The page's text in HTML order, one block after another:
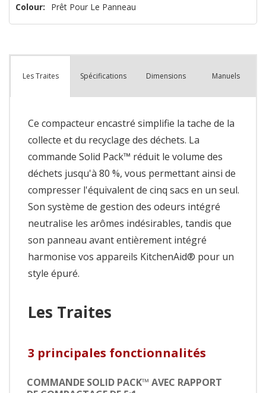
Colour: Prêt Pour Le Panneau
Les Traites Spécifications Dimensions Manuels
Ce compacteur encastré simplifie la tache de la
collecte et du recyclage des déchets. La
commande Solid Pack™ réduit le volume des
déchets jusqu'à 80 %, vous permettant ainsi de
compresser l'équivalent de cinq sacs en un seul.
Son système de gestion des odeurs intégré
neutralise les arômes indésirables, tandis que
son panneau avant entièrement intégré
harmonise vos appareils KitchenAid® pour un
style épuré.
Les Traites
3 principales fonctionnalités
COMMANDE SOLID PACK™ AVEC RAPPORT